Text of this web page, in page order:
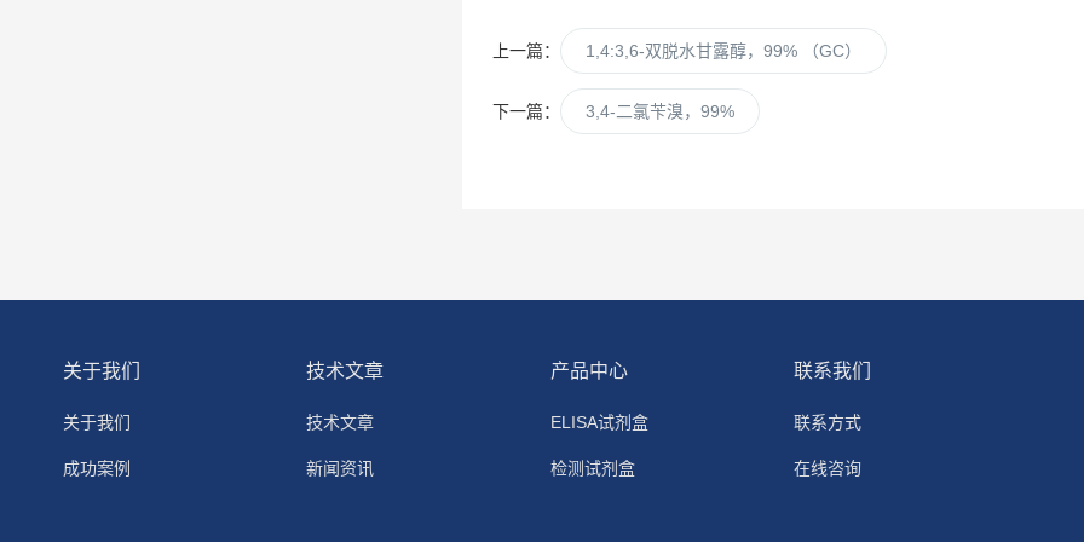
上一篇： 1,4:3,6-双脱水甘露醇，99% （GC）
下一篇： 3,4-二氯苄溴，99%
关于我们
关于我们
成功案例
技术文章
技术文章
新闻资讯
产品中心
ELISA试剂盒
检测试剂盒
联系我们
联系方式
在线咨询